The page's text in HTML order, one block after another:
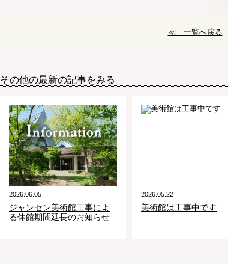
≪ 一覧へ戻る
その他の最新の記事をみる
2026.06.05
ジャンセン美術館工事によ
る休館期間延長のお知らせ
2026.05.22
美術館は工事中です